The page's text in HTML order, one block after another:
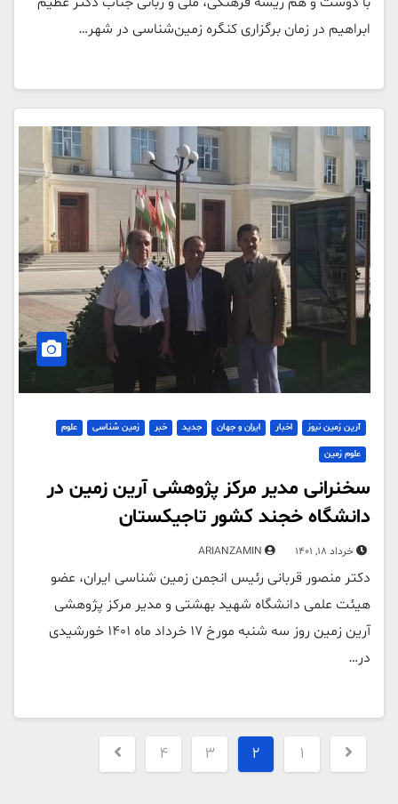
ابراهیم در زمان برگزاری کنگره زمین‌شناسی در شهر…
آرین زمین نیوز اخبار ایران و جهان جدید خبر زمین شناسی علوم
علوم زمین
سخنرانی مدیر مرکز پژوهشی آرین زمین در
دانشگاه خجند کشور تاجیکستان
خرداد 18, 1401
دکتر منصور قربانی رئیس انجمن زمین شناسی ایران، عضو
هیئت علمی دانشگاه شهید بهشتی و مدیر مرکز پژوهشی
آرین زمین روز سه شنبه مورخ 17 خرداد ماه 1401 خورشیدی
در…
صفحه‌بندی
نوشته‌ها
1
2
3
4